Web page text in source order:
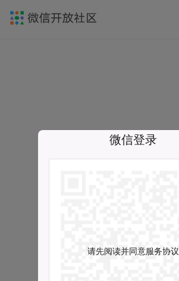
微信登录
请先阅读并同意服务协议